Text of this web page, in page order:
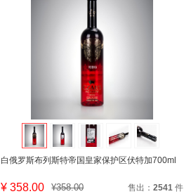
白俄罗斯布列斯特帝国皇家保护区伏特加700ml
¥358.00 ¥358.00 售出： 2541件